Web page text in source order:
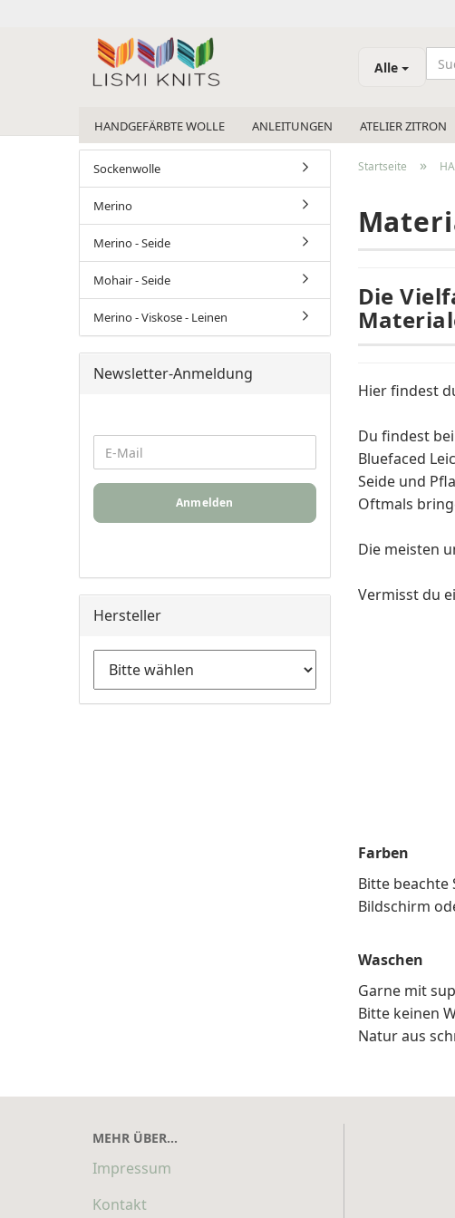
Alle
HANDGEFÄRBTE WOLLE ANLEITUNGEN ATELIER ZITRON
Startseite »
Die
Hier findest
Du findest
Bluefaced
Seide und
Oftmals
Die meisten
Vermisst du
Farben
Bitte beachte
Bildschirm
Waschen
Garne mit
Bitte keinen
Natur aus
Sockenwolle
Merino
Merino - Seide
Mohair - Seide
Merino - Viskose - Leinen
Newsletter-Anmeldung
Anmelden
Hersteller
MEHR ÜBER...
Impressum
Kontakt